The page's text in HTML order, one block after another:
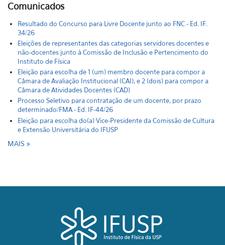
Comunicados
Resultado do Concurso para Livre Docente junto ao FNC - Ed. IF.
34/26
Eleições de representantes das categorias servidores docentes e
não-docentes junto à Comissão de Inclusão e Pertencimento do
Instituto de Física
Eleição para escolha de 1 (um) membro docente para compor a
Câmara de Avaliação Institucional (CAI), e 2 (dois) para compor a
Câmara de Atividades Docentes (CAD)
Processo Seletivo para contratação de um docente, por prazo
determinado/FMA - Ed. IF-44/26
Eleição para escolha do(a) Vice-Presidente da Comissão de Cultura
e Extensão Universitária do IFUSP
MAIS